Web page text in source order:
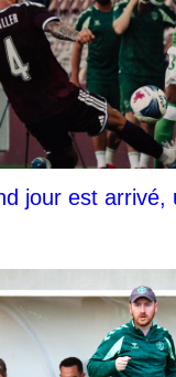
jour est arrivé,